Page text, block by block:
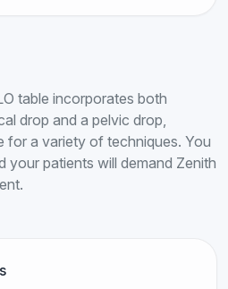
table incorporates both
drop and a pelvic drop,
for a variety of techniques. You
your patients will demand Zenith